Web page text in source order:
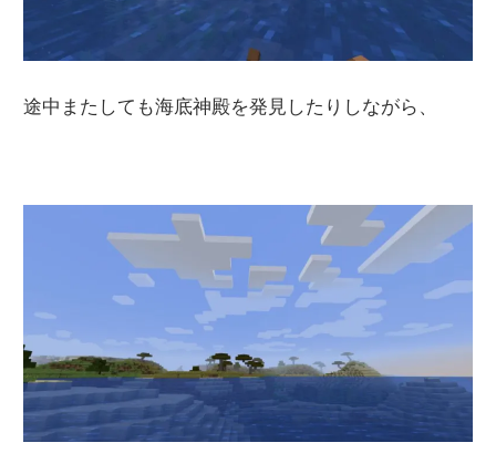
途中またしても海底神殿を発見したりしながら、